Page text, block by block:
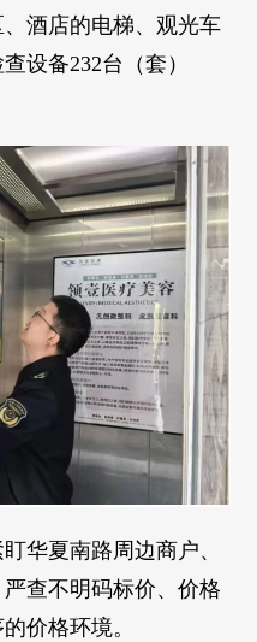
酒店的电梯、观光车
设备232台（套）
华夏南路周边商户、
查不明码标价、价格
价格环境。